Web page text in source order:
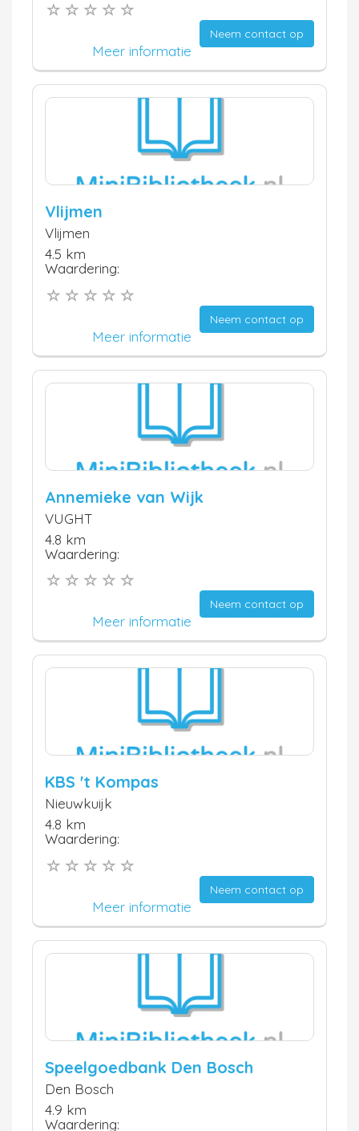
Neem contact op
Meer informatie
Vlijmen
Vlijmen
4.5 km
Waardering:
Neem contact op
Meer informatie
Annemieke van Wijk
VUGHT
4.8 km
Waardering:
Neem contact op
Meer informatie
KBS 't Kompas
Nieuwkuijk
4.8 km
Waardering:
Neem contact op
Meer informatie
Speelgoedbank Den Bosch
Den Bosch
4.9 km
Waardering: